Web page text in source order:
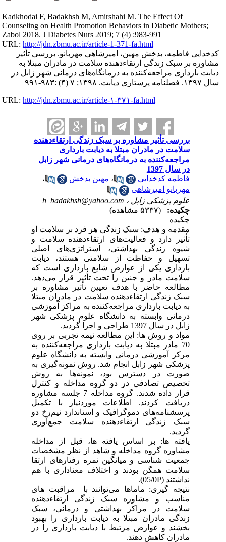
Kadkhodai F, Badakhsh M, Amirshahi M. The Effect Of
Counseling on Health Promotion Behaviors in Diabetic Mothers;
Zabol 2018. J Diabetes Nurs 2019; 7 (4) :983-991
URL:http://jdn.zbmu.ac.ir/article-1-371-fa.html
کدخدایی فاطمه، بدخش مهین، امیرشاهی مهربانو. بررسی تأثیر
مشاوره بر سبک زندگی ارتقاء‌دهنده سلامت در مادران مبتلا به
دیابت بارداری مراجعه‌کننده به درمانگاه‌های درمانی شهر زابل در
سال ۱۳۹۷. فصلنامه پرستاری دیابت. ۱۳۹۸; ۷ (۴) :۹۸۳-۹۹۱
URL:http://jdn.zbmu.ac.ir/article-۱-۳۷۱-fa.html
بررسی تأثیر مشاوره بر سبک زندگی ارتقاء‌دهنده
سلامت در مادران مبتلا به دیابت بارداری
مراجعه‌کننده به درمانگاه‌های درمانی شهر زابل
در سال 1397
فاطمه کدخدایی
،مهین بدخش
،
مهربانو امیرشاهی
علوم پزشکی زابل ، h_badakhsh@yahoo.com
چکیده:
چکیده
مقدمه و هدف: سبک زندگی هر فرد بر سلامت او
تأثیر دارد و فعالیت‌های ارتقاء‌دهنده سلامت و
شیوه زندگی بهداشتی، استراتژی‌های اصلی
تسهیل و حفاظت از سلامتی هستند، دیابت
بارداری یکی از عوارض شایع بارداری است که
سلامت مادر و جنین را تحت تأثیر قرار می‌دهد.
مطالعه حاضر با هدف تعیین تأثیر مشاوره بر
سبک زندگی ارتقاء‌دهنده سلامت در مادران مبتلا
به دیابت بارداری مراجعه‌کننده به مراکز آموزشی
درمانی وابسته به دانشگاه علوم پزشکی شهر
زابل در سال 1397 طراحی و اجرا گردید.
مواد و روش ها: این مطالعه نیمه تجربی بر روی
70 مادر مبتلا به دیابت بارداری مراجعه‌کننده به
مرکز آموزشی درمانی وابسته به دانشگاه علوم
پزشکی شهر زابل انجام شد. روش نمونه‌گیری به
صورت در دسترس بود، نمونه‌ها به روش
تخصیص تصادفی در دو گروه مداخله و کنترل
قرار داده شدند. گروه مداخله 7 جلسه مشاوره
دریافت کردند. اطلاعات موردنیاز با تکمیل
پرسشنامه‌های دموگرافیک و استاندارد نیم‌رخ دو
سبک زندگی ارتقاء‌دهنده سلامت جمع‌آوری
گردید.
یافته ها: بر اساس یافته ها، قبل از مداخله
مشاوره گروه مداخله و شاهد از نظر مشخصات
جمعیت شناسی و میانگین نمره رفتارهای ارتقا
سلامت همگن بودند و اختلاف معناداری با هم
نداشتند (05/0 P).
نتیجه گیری: ماماها می‌توانند با مراقبت های
مناسب و مشاوره سبک زندگی ارتقاء‌دهنده
سلامت در مراکز بهداشتی و درمانی، سبک
زندگی مادران مبتلا به دیابت بارداری را بهبود
بخشند و عوارض مرتبط با دیابت بارداری را در
مادران کاهش دهند.